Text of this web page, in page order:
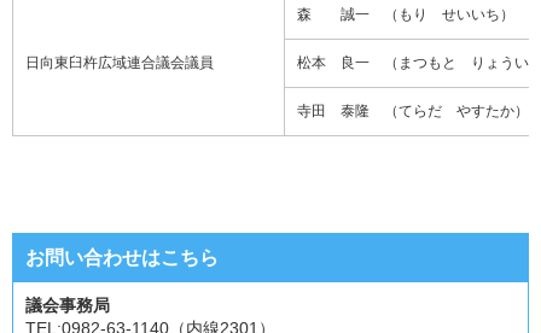
日向東臼杵広域連合議会議員
森 誠一 （もり せいいち）
松本 良一 （まつもと りょうい
寺田 泰隆 （てらだ やすたか）
お問い合わせはこちら
議会事務局
TEL:0982-63-1140（内線2301）